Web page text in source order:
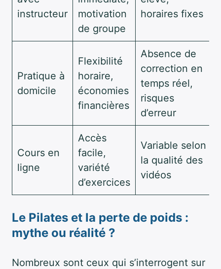
instructeur
motivation
de groupe
horaires fixes
Pratique à
domicile
Flexibilité
horaire,
économies
financières
Absence de
correction en
temps réel,
risques
d’erreur
Cours en
ligne
Accès
facile,
variété
d’exercices
Variable selon
la qualité des
vidéos
Le Pilates et la perte de poids :
mythe ou réalité ?
Nombreux sont ceux qui s’interrogent sur